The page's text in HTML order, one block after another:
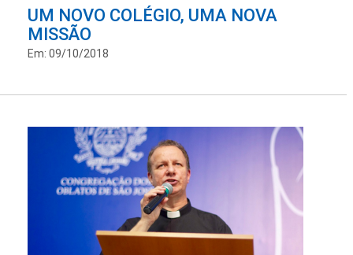
UM NOVO COLÉGIO, UMA NOVA
MISSÃO
Em: 09/10/2018